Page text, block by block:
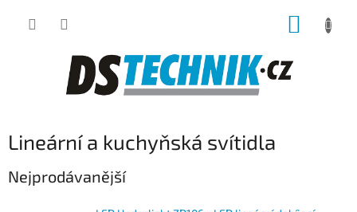
Lineární a kuchyňská svítidla
Nejprodávanější